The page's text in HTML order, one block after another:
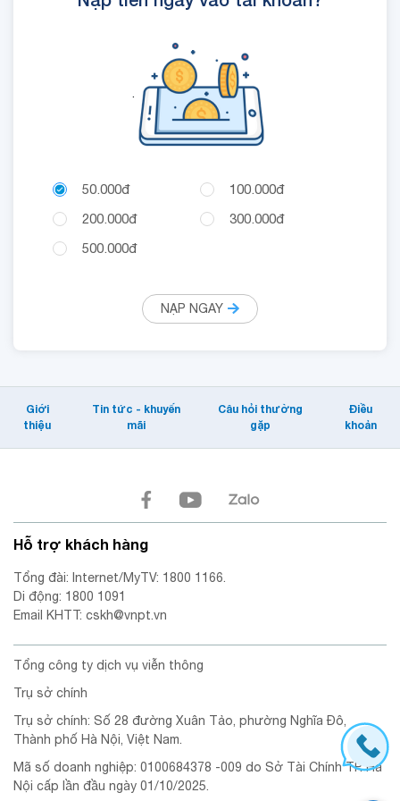
.
50.000đ
100.000đ
200.000đ
300.000đ
500.000đ
NẠP NGAY
Giới
thiệu
Tin tức - khuyến
mãi
Câu hỏi thường
gặp
Điều
khoản
Hỗ trợ khách hàng
Tổng đài: Internet/MyTV: 1800 1166.
Di động: 1800 1091
Email KHTT: cskh@vnpt.vn
Tổng công ty dịch vụ viễn thông
Trụ sở chính
Trụ sở chính: Số 28 đường Xuân Tảo, phường Nghĩa Đô,
Thành phố Hà Nội, Việt Nam.
Mã số doanh nghiệp: 0100684378 -009 do Sở Tài Chính TP. Hà
Nội cấp lần đầu ngày 01/10/2025.